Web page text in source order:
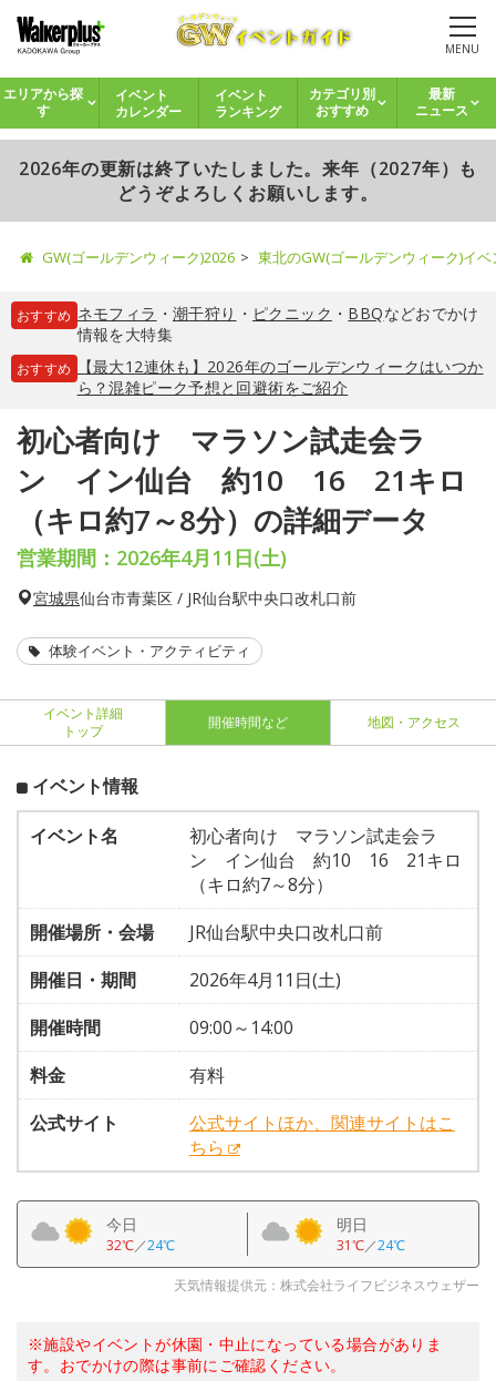
MENU
エリアから探
す
イベント
カレンダー
イベント
ランキング
カテゴリ別
おすすめ
最新
ニュース
2026年の更新は終了いたしました。来年（2027年）も
どうぞよろしくお願いします。
GW(ゴールデンウィーク)2026 東北のGW(ゴールデンウィーク)イ
おすすめ ネモフィラ ・ 潮干狩り ・ ピクニック ・ BBQなどおでかけ
情報を大特集
おすすめ
【最大12連休も】2026年のゴールデンウィークはいつか
ら？混雑ピーク予想と回避術をご紹介
初心者向け マラソン試走会ラ
ン イン仙台 約10 16 21キロ
（キロ約7～8分）の詳細データ
営業期間：2026年4月11日(土)
宮城県仙台市青葉区 / JR仙台駅中央口改札口前
体験イベント・アクティビティ
イベント詳細
トップ
開催時間など 地図・アクセス
イベント情報
イベント名
初心者向け マラソン試走会ラ
ン イン仙台 約10 16 21キロ
（キロ約7～8分）
開催場所・会場
JR仙台駅中央口改札口前
開催日・期間
2026年4月11日(土)
開催時間
09:00～14:00
料金
有料
公式サイト
公式サイトほか、関連サイトはこ
ちら
今日
32℃／24℃
明日
31℃／24℃
天気情報提供元：株式会社ライフビジネスウェザー
※施設やイベントが休園・中止になっている場合がありま
す。おでかけの際は事前にご確認ください。